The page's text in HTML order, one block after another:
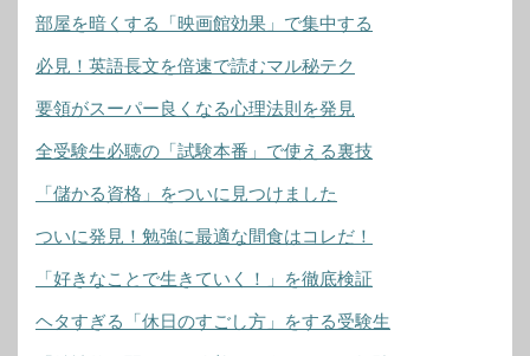
部屋を暗くする「映画館効果」で集中する
必見！英語長文を倍速で読むマル秘テク
要領がスーパー良くなる心理法則を発見
全受験生必聴の「試験本番」で使える裏技
「儲かる資格」をついに見つけました
ついに発見！勉強に最適な間食はコレだ！
「好きなことで生きていく！」を徹底検証
ヘタすぎる「休日のすごし方」をする受験生